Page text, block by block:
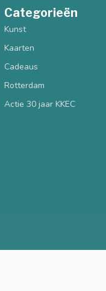
Categorieën
Kunst
Kaarten
Cadeaus
Rotterdam
Actie 30 jaar KKEC